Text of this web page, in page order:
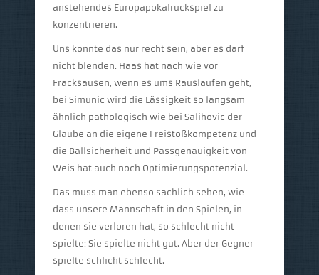
anstehendes Europapokalrückspiel zu
konzentrieren.
Uns konnte das nur recht sein, aber es darf
nicht blenden. Haas hat nach wie vor
Fracksausen, wenn es ums Rauslaufen geht,
bei Simunic wird die Lässigkeit so langsam
ähnlich pathologisch wie bei Salihovic der
Glaube an die eigene Freistoßkompetenz und
die Ballsicherheit und Passgenauigkeit von
Weis hat auch noch Optimierungspotenzial.
Das muss man ebenso sachlich sehen, wie
dass unsere Mannschaft in den Spielen, in
denen sie verloren hat, so schlecht nicht
spielte: Sie spielte nicht gut. Aber der Gegner
spielte schlicht schlecht.